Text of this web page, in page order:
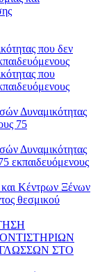
που δεν
που
Δυναμικότητας
75
Δυναμικότητας
εκπαιδευόμενους
και Κέντρων Ξένων
θεσμικού
ΣΤΟ